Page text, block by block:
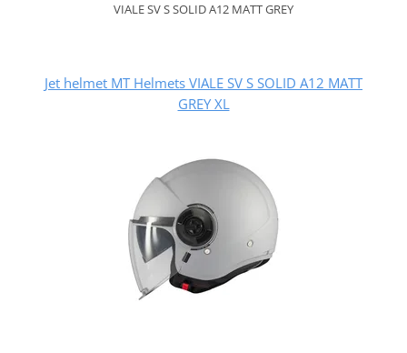
VIALE SV S SOLID A12 MATT GREY
Jet helmet MT Helmets VIALE SV S SOLID A12 MATT
GREY XL